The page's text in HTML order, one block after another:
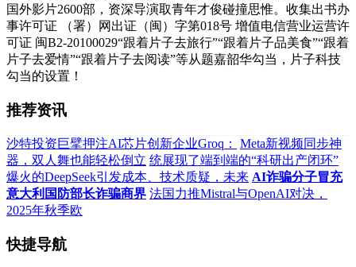
国外影片2600部，资深导演取青年才俊碰撞思惟。收集出书办
事许可证 （署）网出证（闽）字第018号 增值电信营业运营许
可证 闽B2-20100029“跟着片子去旅行”“跟着片子品美食”“跟着
片子去爱情”“跟着片子去阅读”等从题嘉韶华勾当，片子科技
勾当的设置！
推荐资讯
沙特投资巨擘押注AI芯片创新企业Groq：
Meta新视频同步神
器，双人舞也能轻松倒立 统展现了端到端的“科研出产闭环”
爆火的DeepSeek引发成本、技术质疑，未来 AI诈骗分子冒充
意大利国防部长诈骗商界 法国力推Mistral与OpenAI对决，
2025年秋季欧
快捷导航